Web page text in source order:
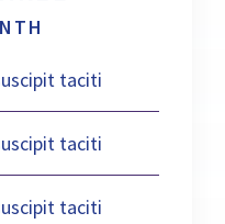
taciti
taciti
taciti